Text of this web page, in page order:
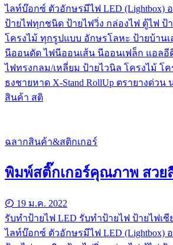
ไลท์บ๊อกซ์ ตัวอักษรมีไฟ LED (Lightbox)
ป้ายไฟทุกชนิด ป้ายไฟวิ่ง กล่องไฟ ตู้ไฟ ป้
โครงไม้ ทุกรูปแบบ อักษรโลหะ ป้ายบ้าน
นีออนดัด ไฟนีออนเส้น นีออนเฟล็ก แอลอี
ไฟทรงกลม/เหลี่ยม ป้ายไวนิล โครงไม้ โค
ธงชายหาด X-Stand RollUp ตรายางด่ว
สินค้า สติ
ฉลากสินค้า&สติกเกอร์
พิมพ์สติ๊กเกอร์คุณภาพ สวย
19 ม.ค. 2022
รับทําป้ายไฟ LED รับทำป้ายไฟ ป้ายไฟเชี
ไลท์บ๊อกซ์ ตัวอักษรมีไฟ LED (Lightbox)